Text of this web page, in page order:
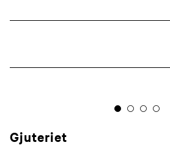
Gjuteriet